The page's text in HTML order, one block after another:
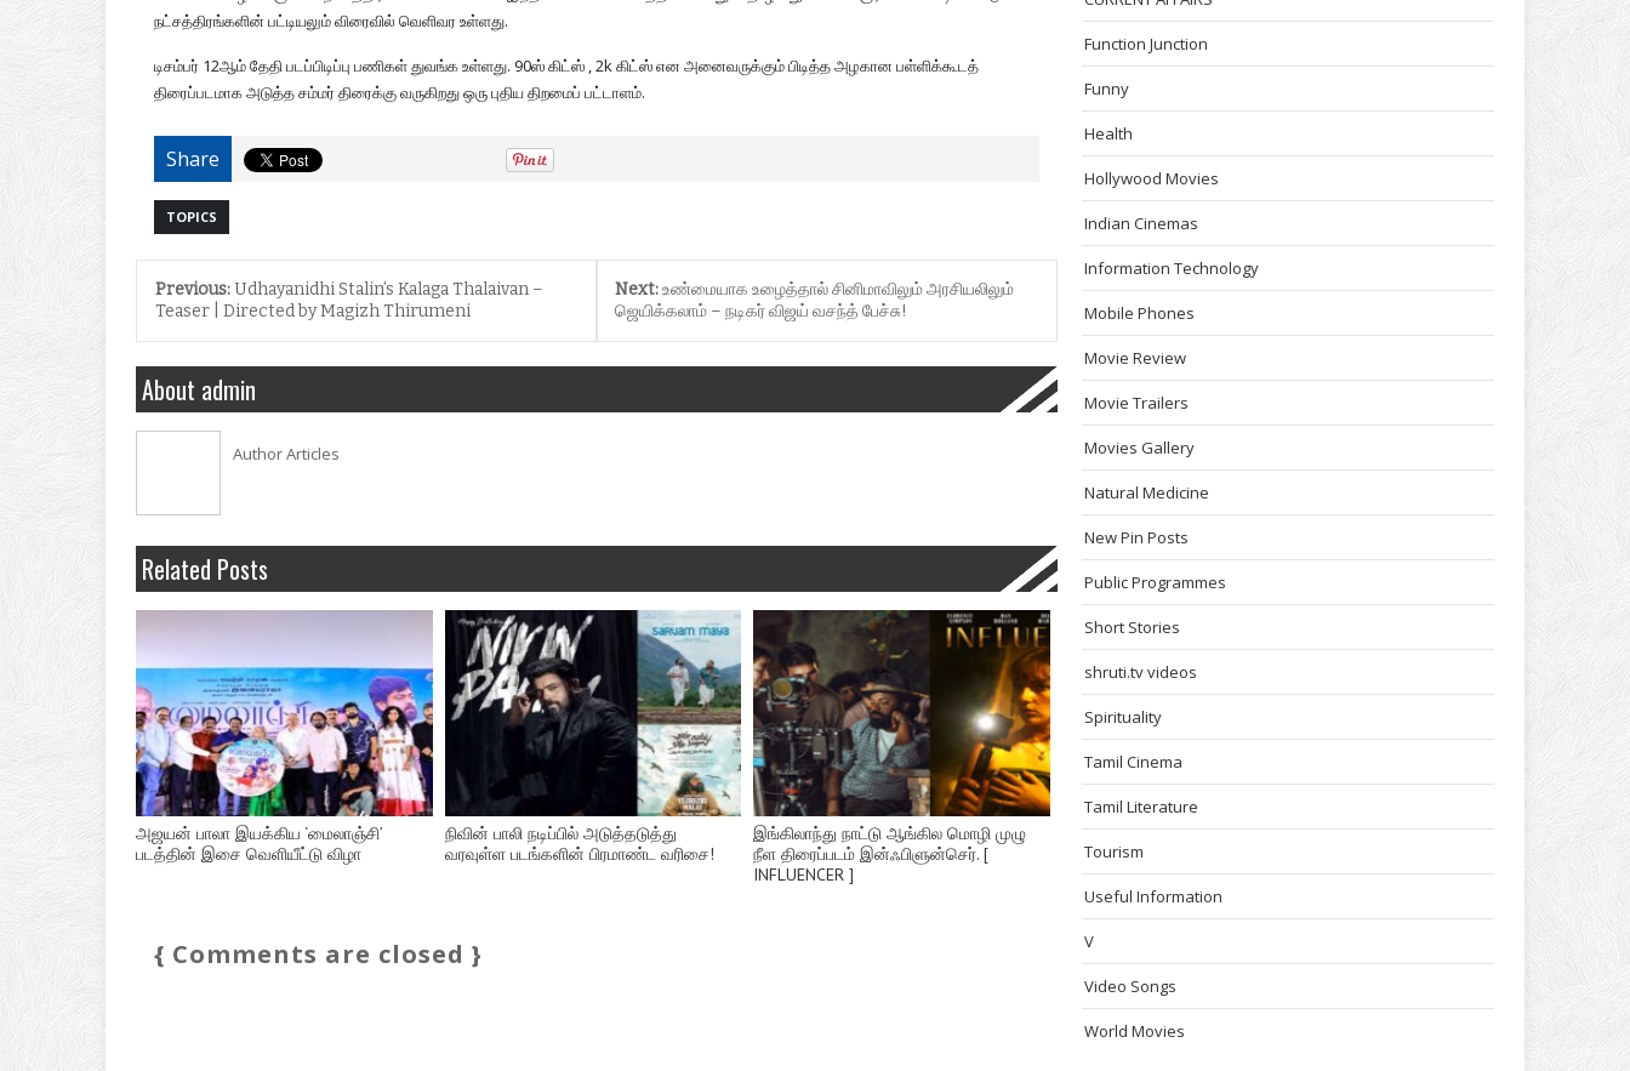
நட்சத்திரங்களின் பட்டியலும் விரைவில் வெளிவர உள்ளது.
டிசம்பர் 12ஆம் தேதி படப்பிடிப்பு பணிகள் துவங்க உள்ளது. 90ஸ் கிட்ஸ் , 2k கிட்ஸ் என அனைவருக்கும் பிடித்த அழகான பள்ளிக்கூடத்
திரைப்படமாக அடுத்த சம்மர் திரைக்கு வருகிறது ஒரு புதிய திறமைப் பட்டாளம்.
Share
TOPICS
Previous:Udhayanidhi Stalin’s Kalaga Thalaivan –
Teaser | Directed by Magizh Thirumeni
Next:உண்மையாக உழைத்தால் சினிமாவிலும் அரசியலிலும்
ஜெயிக்கலாம் – நடிகர் விஜய் வசந்த் பேச்சு!
About admin
Author Articles
Related Posts
அஜயன் பாலா இயக்கிய ‘மைலாஞ்சி’
படத்தின் இசை வெளியீட்டு விழா
நிவின் பாலி நடிப்பில் அடுத்தடுத்து
வரவுள்ள படங்களின் பிரமாண்ட வரிசை!
இங்கிலாந்து நாட்டு ஆங்கில மொழி முழு
நீள திரைப்படம் இன்ஃபிளுன்செர். [
INFLUENCER ]
{ Comments are closed }
Function Junction
Funny
Health
Hollywood Movies
Indian Cinemas
Information Technology
Mobile Phones
Movie Review
Movie Trailers
Movies Gallery
Natural Medicine
New Pin Posts
Public Programmes
Short Stories
shruti.tv videos
Spirituality
Tamil Cinema
Tamil Literature
Tourism
Useful Information
V
Video Songs
World Movies